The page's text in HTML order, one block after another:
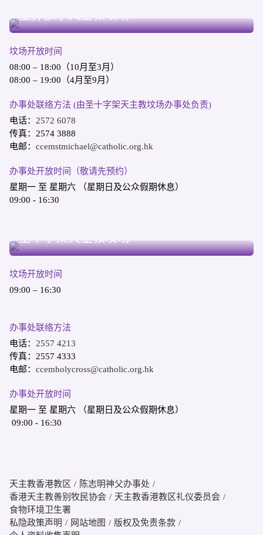
圣弥额尔天主教坟场
坟场开放时间
08:00 – 18:00（10月至3月）
08:00 – 19:00（4月至9月）
办事处联络方法 (由圣十字架天主教坟场办事处负责)
电话： 2572 6078
传真：2574 3888
电邮：ccemstmichael@catholic.org.hk
办事处开放时间（敬请先预约）
星期一 至 星期六 （星期日及公众假期休息）
09:00 - 16:30
圣十字架天主教坟场
坟场开放时间
09:00 – 16:30
办事处联络方法
电话： 2557 4213
传真：2557 4333
电邮：ccemholycross@catholic.org.hk
办事处开放时间
星期一 至 星期六 （星期日及公众假期休息）
09:00 - 16:30
天主教香港教区
陈志明神父办事处
香港天主教善别牧民协会
天主教香港教区礼仪委员会
食物环境卫生署
私隐政策声明
网站地图
版权及免责条款